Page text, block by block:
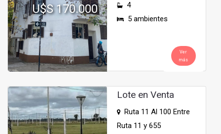
U$S 170.000
4
5 ambientes
Ver
más
Lote en Venta
Ruta 11 Al 100 Entre
Ruta 11 y 655